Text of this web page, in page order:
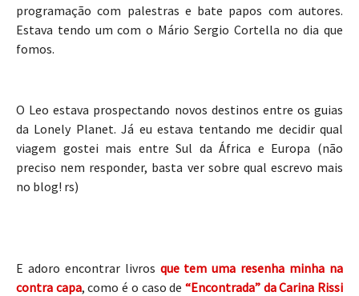
programação com palestras e bate papos com autores.
Estava tendo um com o Mário Sergio Cortella no dia que
fomos.
O Leo estava prospectando novos destinos entre os guias
da Lonely Planet. Já eu estava tentando me decidir qual
viagem gostei mais entre Sul da África e Europa (não
preciso nem responder, basta ver sobre qual escrevo mais
no blog! rs)
E adoro encontrar livros que tem uma resenha minha na
contra capa, como é o caso de “Encontrada” da Carina Rissi